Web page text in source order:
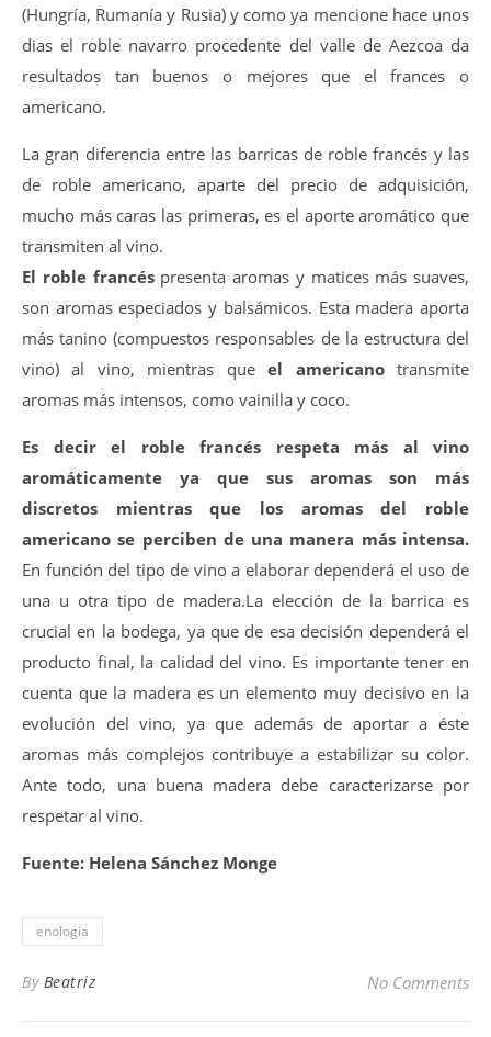
(Hungría, Rumanía y Rusia) y como ya mencione hace unos
dias el roble navarro procedente del valle de Aezcoa da
resultados tan buenos o mejores que el frances o
americano.
La gran diferencia entre las barricas de roble francés y las
de roble americano, aparte del precio de adquisición,
mucho más caras las primeras, es el aporte aromático que
transmiten al vino.
El roble francéspresenta aromas y matices más suaves,
son aromas especiados y balsámicos. Esta madera aporta
más tanino (compuestos responsables de la estructura del
vino) al vino, mientras queel americanotransmite
aromas más intensos, como vainilla y coco.
Es decir el roble francés respeta más al vino
aromáticamente ya que sus aromas son más
discretos mientras que los aromas del roble
americano se perciben de una manera más intensa.
En función del tipo de vino a elaborar dependerá el uso de
una u otra tipo de madera.La elección de la barrica es
crucial en la bodega, ya que de esa decisión dependerá el
producto final, la calidad del vino. Es importante tener en
cuenta que la madera es un elemento muy decisivo en la
evolución del vino, ya que además de aportar a éste
aromas más complejos contribuye a estabilizar su color.
Ante todo, una buena madera debe caracterizarse por
respetar al vino.
Fuente: Helena Sánchez Monge
enologia
By Beatriz No Comments